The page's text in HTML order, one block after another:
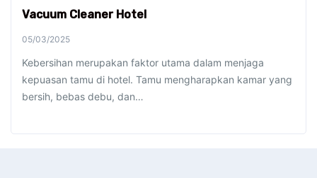
Vacuum Cleaner Hotel
05/03/2025
Kebersihan merupakan faktor utama dalam menjaga
kepuasan tamu di hotel. Tamu mengharapkan kamar yang
bersih, bebas debu, dan…